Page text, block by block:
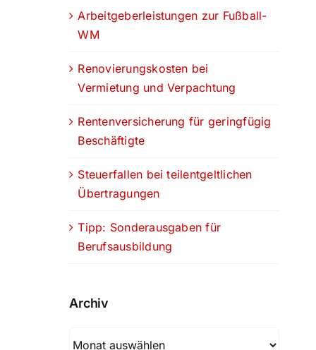
Arbeitgeberleistungen zur Fußball-
WM
Renovierungskosten bei
Vermietung und Verpachtung
Rentenversicherung für geringfügig
Beschäftigte
Steuerfallen bei teilentgeltlichen
Übertragungen
Tipp: Sonderausgaben für
Berufsausbildung
Archiv